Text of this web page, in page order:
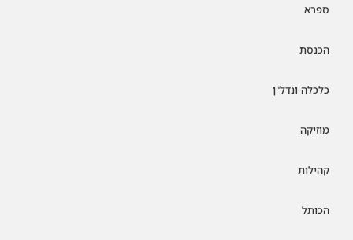
ספרא
הכנסת
כלכלה ונדל"ן
מוזיקה
קהילות
הכותל